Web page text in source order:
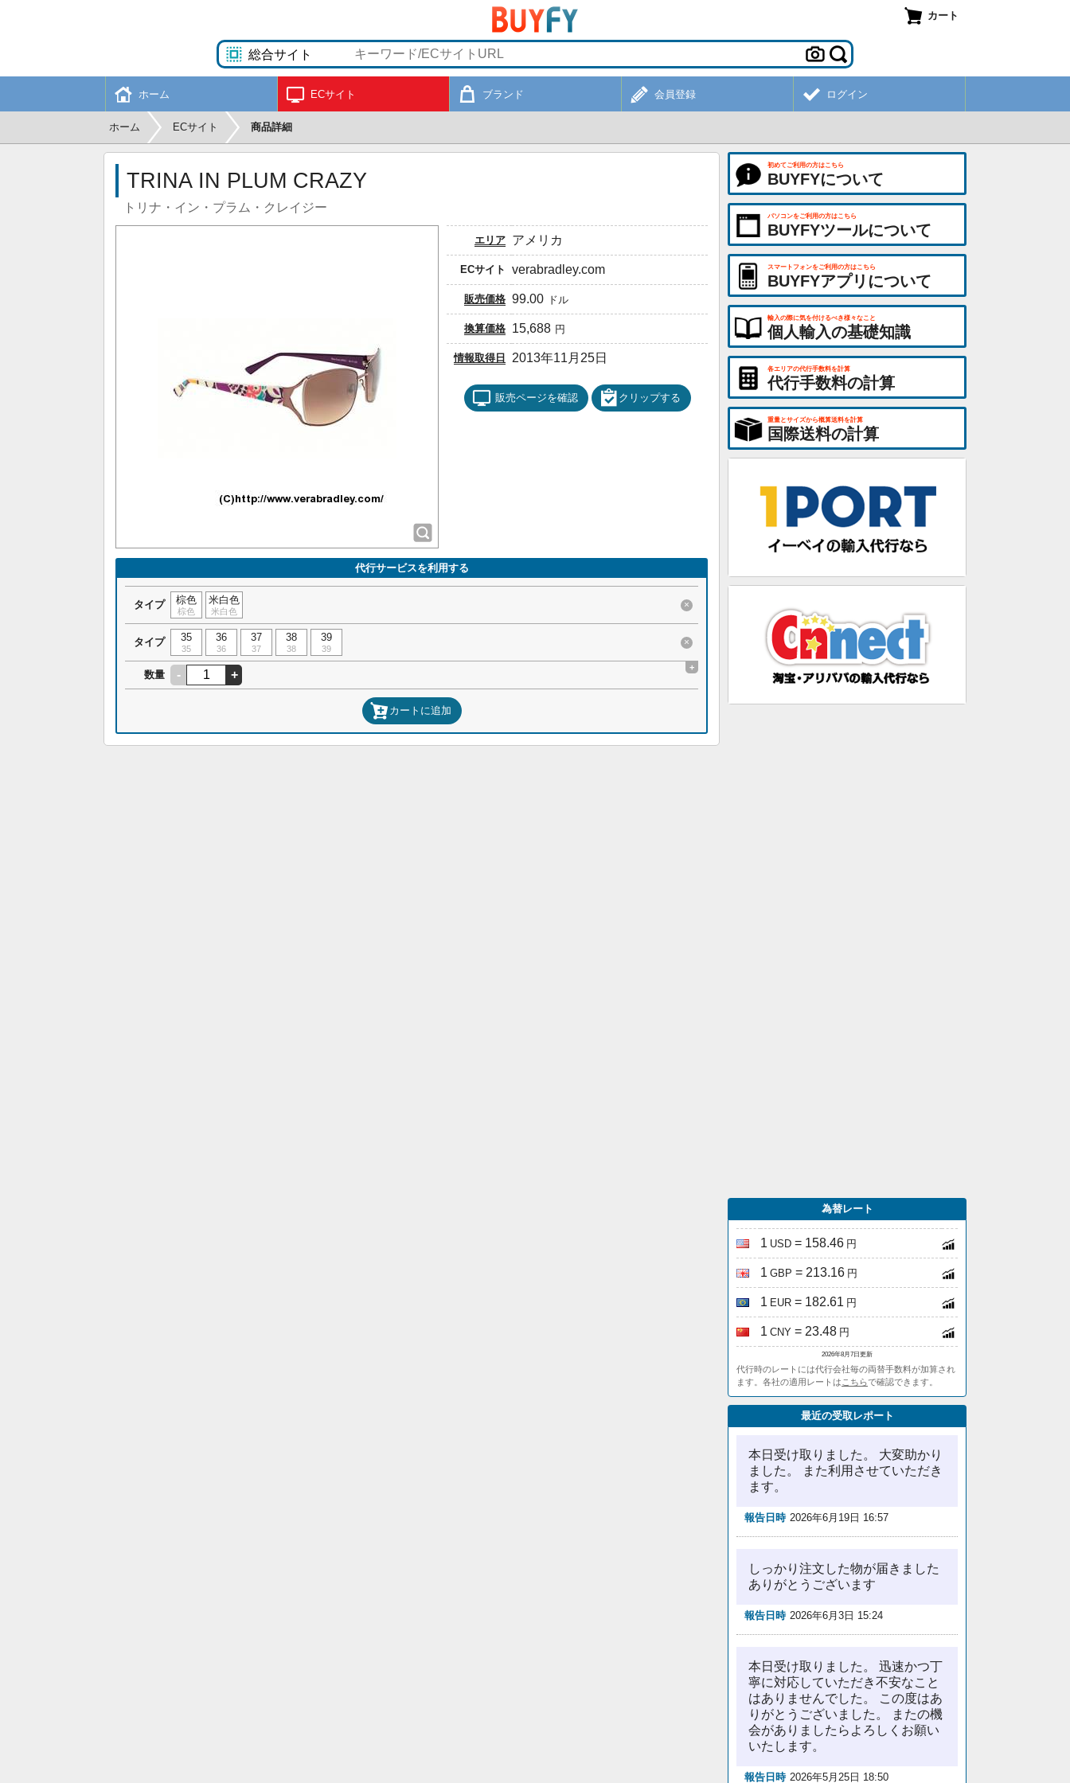
カート
ホーム ECサイト ブランド 会員登録 ログイン
ホーム ECサイト 商品詳細
TRINA IN PLUM CRAZY
トリナ・イン・プラム・クレイジー
エリア アメリカ
ECサイト verabradley.com
販売価格 99.00 ドル
換算価格 15,688 円
情報取得日 2013年11月25日
販売ページを確認 クリップする
代行サービスを利用する
タイプ 棕色
棕色
米白色
米白色
×
タイプ 35
35
36
36
37
37
38
38
39
39
×
数量 - +
+
カートに追加
初めてご利用の方はこちら
BUYFYについて
パソコンをご利用の方はこちら
BUYFYツールについて
スマートフォンをご利用の方はこちら
BUYFYアプリについて
輸入の際に気を付けるべき様々なこと
個人輸入の基礎知識
各エリアの代行手数料を計算
代行手数料の計算
重量とサイズから概算送料を計算
国際送料の計算
為替レート
1 USD = 158.46 円
1 GBP = 213.16 円
1 EUR = 182.61 円
1 CNY = 23.48 円
2026年8月7日更新
代行時のレートには代行会社毎の両替手数料が加算され
ます。各社の適用レートは こちらで確認できます。
最近の受取レポート
本日受け取りました。 大変助かり
ました。 また利用させていただき
ます。
報告日時 2026年6月19日 16:57
しっかり注文した物が届きました
ありがとうございます
報告日時 2026年6月3日 15:24
本日受け取りました。 迅速かつ丁
寧に対応していただき不安なこと
はありませんでした。 この度はあ
りがとうございました。 またの機
会がありましたらよろしくお願い
いたします。
報告日時 2026年5月25日 18:50